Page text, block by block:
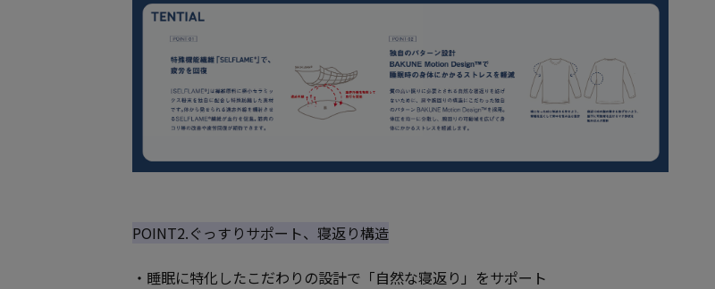
POINT2.ぐっすりサポート、寝返り構造
・睡眠に特化したこだわりの設計で「自然な寝返り」をサポート